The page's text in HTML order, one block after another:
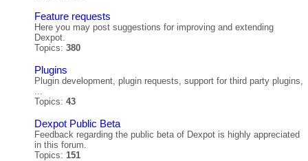
Feature requests
Here you may post suggestions for improving and extending
Dexpot.
Topics: 380
Plugins
Plugin development, plugin requests, support for third party plugins,
...
Topics: 43
Dexpot Public Beta
Feedback regarding the public beta of Dexpot is highly appreciated
in this forum.
Topics: 151